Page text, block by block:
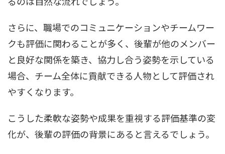
さらに、職場でのコミュニケーションやチームワー
クも評価に関わることが多く、後輩が他のメンバー
と良好な関係を築き、協力し合う姿勢を示している
場合、チーム全体に貢献できる人物として評価され
やすくなります。
こうした柔軟な姿勢や成果を重視する評価基準の変
化が、後輩の評価の背景にあると言えるでしょう。